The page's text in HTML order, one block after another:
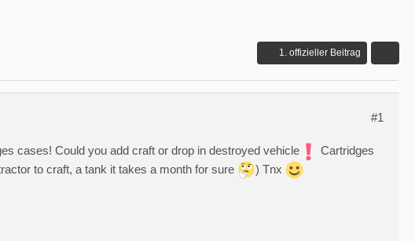
1. offizieller Beitrag
#1
cases! Сould you add сraft or drop in destroyed vehicle
Cartridges
to craft, a tank it takes a month for sure ) Tnx